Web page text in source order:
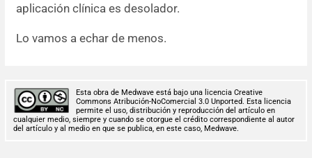
aplicación clínica es desolador.
Lo vamos a echar de menos.
Esta obra de Medwave está bajo una licencia Creative
Commons Atribución-NoComercial 3.0 Unported. Esta licencia
permite el uso, distribución y reproducción del artículo en
cualquier medio, siempre y cuando se otorgue el crédito correspondiente al autor
del artículo y al medio en que se publica, en este caso, Medwave.